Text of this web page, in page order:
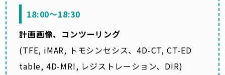
18:00～18:30
計画画像、コンツーリング
(TFE, iMAR, トモシンセシス、4D-CT, CT-ED
table, 4D-MRI, レジストレーション、DIR)